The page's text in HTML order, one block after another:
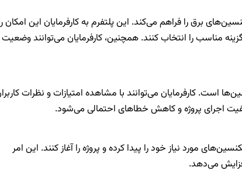
برق را فراهم می‌کند. این پلتفرم به کارفرمایان این امکان
مناسب را انتخاب کنند. همچنین، کارفرمایان می‌توانند وضعیت
است. کارفرمایان می‌توانند با مشاهده امتیازات و نظرات
اجرای پروژه و کاهش خطاهای احتمالی می‌شود.
مورد نیاز خود را پیدا کرده و پروژه را آغاز کنند. این امر
می‌دهد.